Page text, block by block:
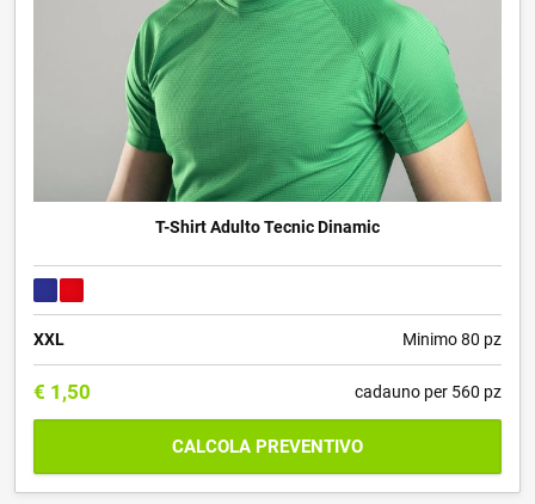
T-Shirt Adulto Tecnic Dinamic
XXL Minimo 80 pz
€ 1,50 cadauno per 560 pz
CALCOLA PREVENTIVO